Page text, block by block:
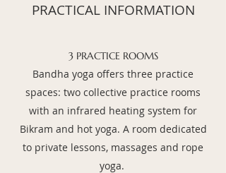
PRACTICAL INFORMATION
3 PRACTICE ROOMS
Bandha yoga offers three practice
spaces: two collective practice rooms
with an infrared heating system for
Bikram and hot yoga. A room dedicated
to private lessons, massages and rope
yoga.